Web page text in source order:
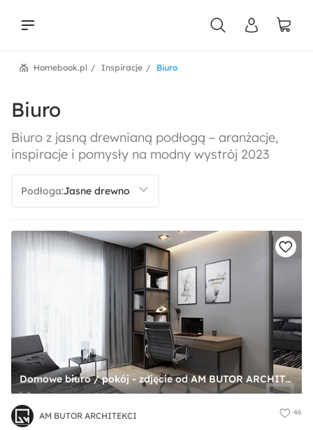
Biuro
Inspiracje
Homebook.pl
Biuro
Biuro z jasną drewnianą podłogą – aranżacje,
inspiracje i pomysły na modny wystrój 2023
Podłoga:
Domowe biuro / pokój - zdjęcie od AM BUTOR ARCHITEKCI
AM BUTOR ARCHITEKCI 46